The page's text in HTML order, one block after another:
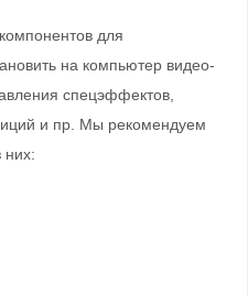
для
на компьютер видео-
спецэффектов,
и пр. Мы рекомендуем
них: